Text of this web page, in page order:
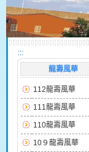
:::
龍壽風華
112龍壽風華
111龍壽風華
110龍壽風華
10９龍壽風華